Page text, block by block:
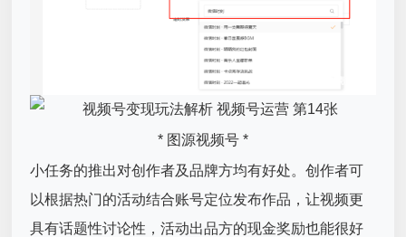
* 图源视频号 *
小任务的推出对创作者及品牌方均有好处。创作者可
以根据热门的活动结合账号定位发布作品，让视频更
具有话题性讨论性，活动出品方的现金奖励也能很好